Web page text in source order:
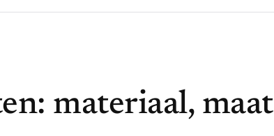
materiaal, maat